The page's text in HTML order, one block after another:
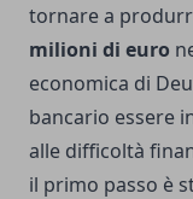
tornare a
milioni di euro
economica di
bancario essere
alle difficoltà
il primo passo è